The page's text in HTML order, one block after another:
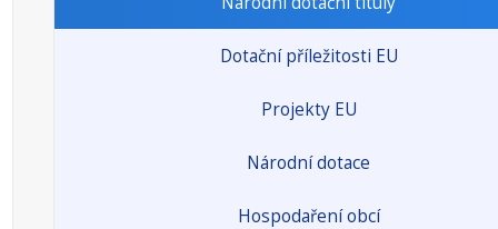
Dotační příležitosti EU
Projekty EU
Národní dotace
Hospodaření obcí